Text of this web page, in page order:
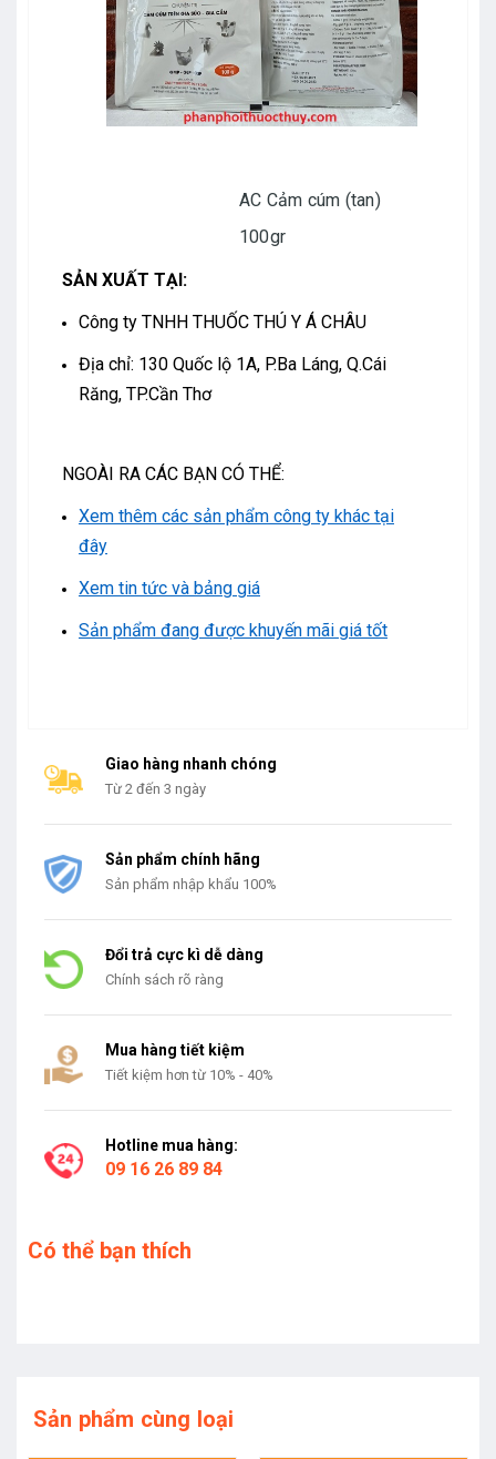
AC Cảm cúm (tan)
100gr
SẢN XUẤT TẠI:
Công ty TNHH THUỐC THÚ Y Á CHÂU
Địa chỉ: 130 Quốc lộ 1A, P.Ba Láng, Q.Cái
Răng, TP.Cần Thơ
NGOÀI RA CÁC BẠN CÓ THỂ:
Xem thêm các sản phẩm công ty khác tại
đây
Xem tin tức và bảng giá
Sản phẩm đang được khuyến mãi giá tốt
Giao hàng nhanh chóng
Từ 2 đến 3 ngày
Sản phẩm chính hãng
Sản phẩm nhập khẩu 100%
Đổi trả cực kì dễ dàng
Chính sách rõ ràng
Mua hàng tiết kiệm
Tiết kiệm hơn từ 10% - 40%
Hotline mua hàng:
09 16 26 89 84
Có thể bạn thích
Sản phẩm cùng loại